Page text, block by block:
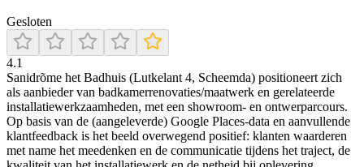
Gesloten
4.1
Sanidrõme het Badhuis (Lutkelant 4, Scheemda) positioneert zich
als aanbieder van badkamerrenovaties/maatwerk en gerelateerde
installatiewerkzaamheden, met een showroom- en ontwerparcours.
Op basis van de (aangeleverde) Google Places-data en aanvullende
klantfeedback is het beeld overwegend positief: klanten waarderen
met name het meedenken en de communicatie tijdens het traject, de